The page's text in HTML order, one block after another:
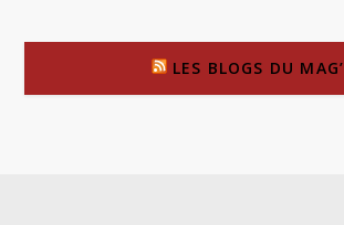
LES BLOGS DU MAG’